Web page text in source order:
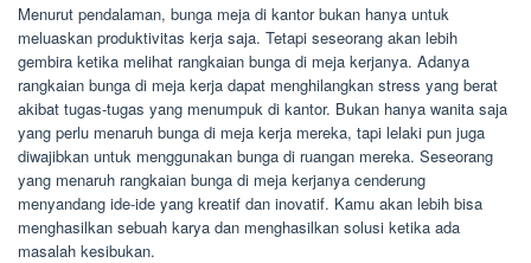
Menurut pendalaman, bunga meja di kantor bukan hanya untuk
meluaskan produktivitas kerja saja. Tetapi seseorang akan lebih
gembira ketika melihat rangkaian bunga di meja kerjanya. Adanya
rangkaian bunga di meja kerja dapat menghilangkan stress yang berat
akibat tugas-tugas yang menumpuk di kantor. Bukan hanya wanita saja
yang perlu menaruh bunga di meja kerja mereka, tapi lelaki pun juga
diwajibkan untuk menggunakan bunga di ruangan mereka. Seseorang
yang menaruh rangkaian bunga di meja kerjanya cenderung
menyandang ide-ide yang kreatif dan inovatif. Kamu akan lebih bisa
menghasilkan sebuah karya dan menghasilkan solusi ketika ada
masalah kesibukan.